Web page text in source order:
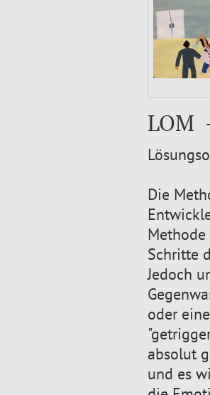
LOM
Die
Schritte
Jedoch
oder
absolut
und es